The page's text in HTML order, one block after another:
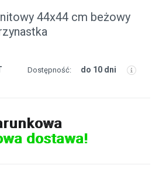
44x44 cm beżowy
Dostępność: do 10 dni
dostawa!